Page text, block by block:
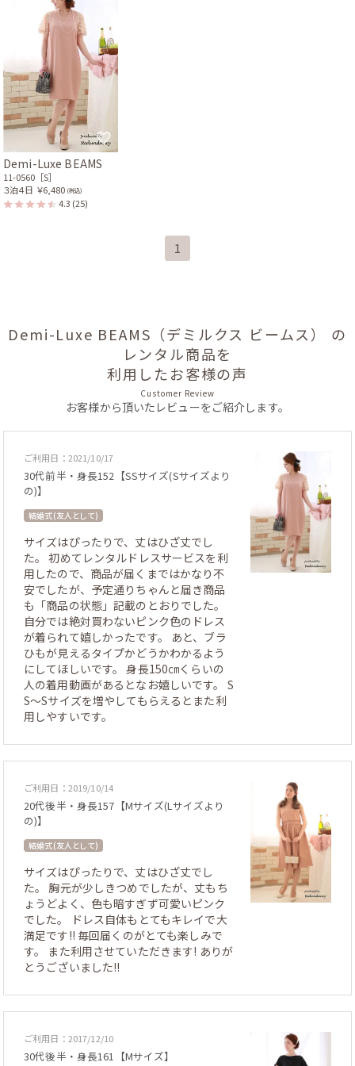
Demi-Luxe BEAMS
11-0560［S］
３泊４日 ￥6,480 (税込)
4.3 (25)
1
Demi-Luxe BEAMS（デミルクス ビームス） の
レンタル商品を
利用したお客様の声
Customer Review
お客様から頂いたレビューをご紹介します。
ご利用日：2021/10/17
30代前半・身長152【SSサイズ(Sサイズより
の)】
結婚式 (友人として)
サイズはぴったりで、丈はひざ丈でし
た。 初めてレンタルドレスサービスを利
用したので、商品が届くまではかなり不
安でしたが、予定通りちゃんと届き商品
も「商品の状態」記載のとおりでした。
自分では絶対買わないピンク色のドレス
が着られて嬉しかったです。 あと、ブラ
ひもが見えるタイプかどうかわかるよう
にしてほしいです。 身長150㎝くらいの
人の着用動画があるとなお嬉しいです。 S
S～Sサイズを増やしてもらえるとまた利
用しやすいです。
ご利用日：2019/10/14
20代後半・身長157【Mサイズ(Lサイズより
の)】
結婚式 (友人として)
サイズはぴったりで、丈はひざ丈でし
た。 胸元が少しきつめでしたが、丈もち
ょうどよく、色も暗すぎず可愛いピンク
でした。 ドレス自体もとてもキレイで大
満足です!! 毎回届くのがとても楽しみで
す。 また利用させていただきます! ありが
とうございました!!
ご利用日：2017/12/10
30代後半・身長161【Mサイズ】